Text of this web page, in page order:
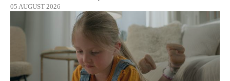
05 AUGUST 2026